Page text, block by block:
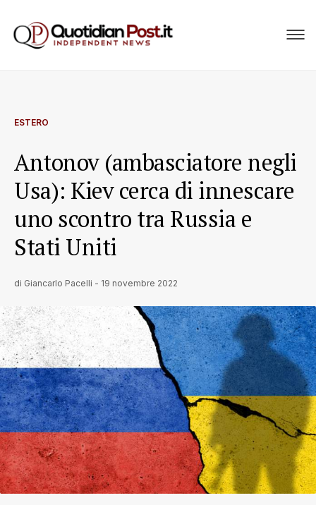
ESTERO
Antonov (ambasciatore negli
Usa): Kiev cerca di innescare
uno scontro tra Russia e
Stati Uniti
di Giancarlo Pacelli - 19 novembre 2022